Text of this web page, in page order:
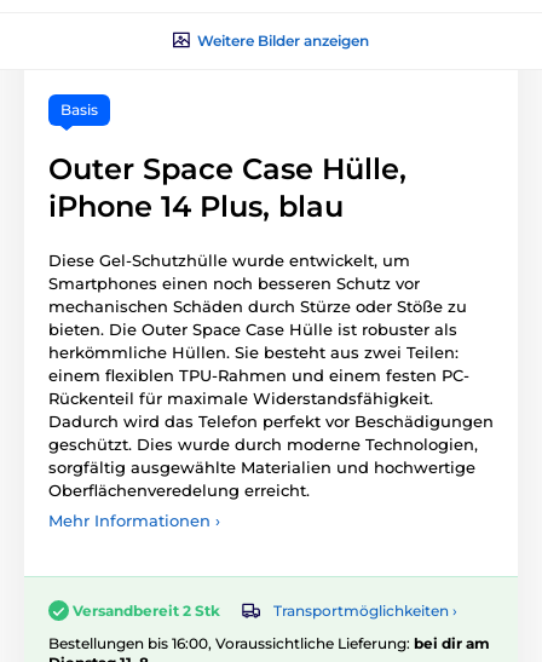
Weitere Bilder anzeigen
Basis
Outer Space Case Hülle,
iPhone 14 Plus, blau
Diese Gel-Schutzhülle wurde entwickelt, um
Smartphones einen noch besseren Schutz vor
mechanischen Schäden durch Stürze oder Stöße zu
bieten. Die Outer Space Case Hülle ist robuster als
herkömmliche Hüllen. Sie besteht aus zwei Teilen:
einem flexiblen TPU-Rahmen und einem festen PC-
Rückenteil für maximale Widerstandsfähigkeit.
Dadurch wird das Telefon perfekt vor Beschädigungen
geschützt. Dies wurde durch moderne Technologien,
sorgfältig ausgewählte Materialien und hochwertige
Oberflächenveredelung erreicht.
Mehr Informationen ›
Versandbereit 2 Stk
Transportmöglichkeiten ›
Bestellungen bis 16:00, Voraussichtliche Lieferung: bei dir am